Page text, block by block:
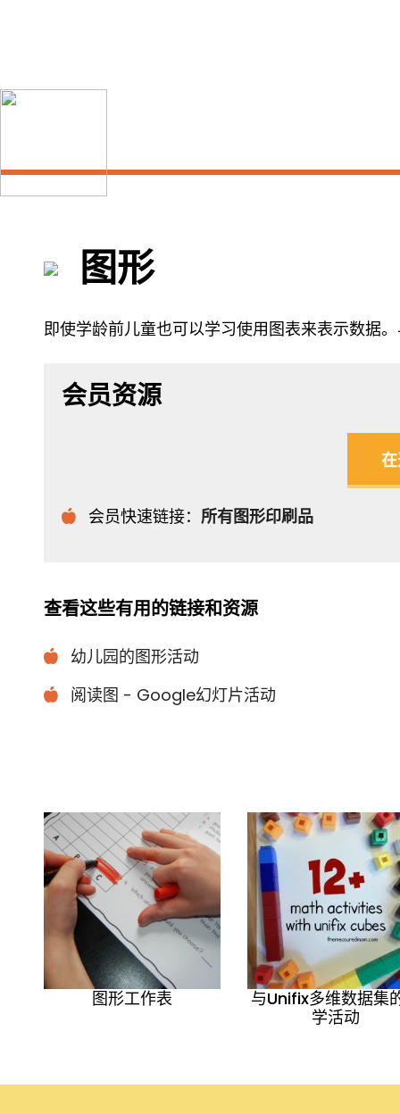
容
图形
即使学龄前儿童也可以学习使用图表来表示数据
会员资源
会员快速链接： 所有图形印刷品
查看这些有用的链接和资源
幼儿园的图形活动
阅读图 - Google幻灯片活动
图形工作表
与Unifix多维数据集
学活动